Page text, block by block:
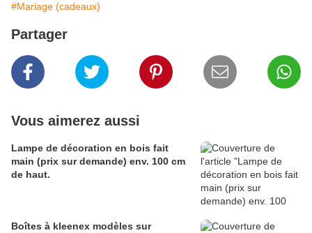
#Mariage (cadeaux)
Partager
Vous aimerez aussi
Lampe de décoration en bois fait
main (prix sur demande) env. 100 cm
de haut.
Boîtes à kleenex modèles sur